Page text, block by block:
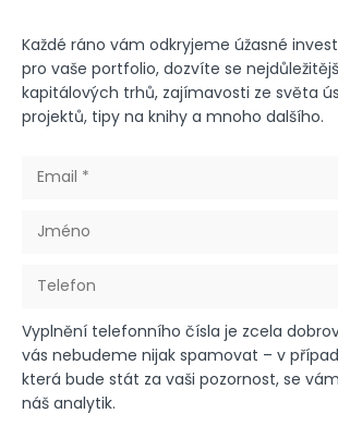
Každé ráno vám odkryjeme úžasné
pro vaše portfolio, dozvíte se
kapitálových trhů, zajímavosti ze světa
projektů, tipy na knihy a mnoho dalšího.
Vyplnění telefonního čísla je zcela
vás nebudeme nijak spamovat – v
která bude stát za vaši pozornost, se
náš analytik.